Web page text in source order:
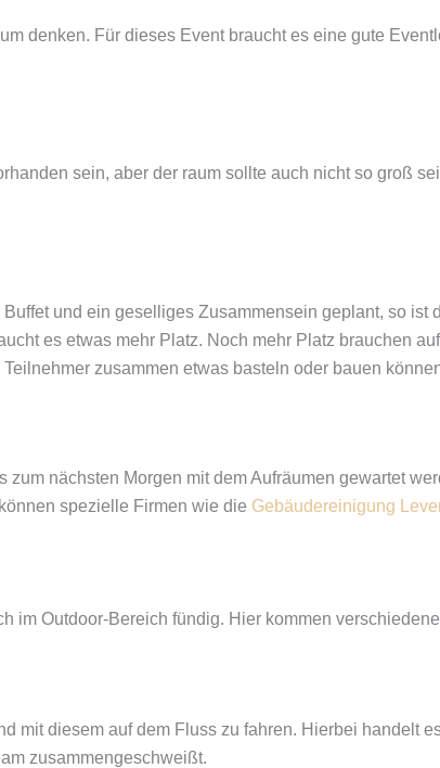
denken. Für dieses Event braucht es eine gute
sein, aber der raum sollte auch nicht so groß
und ein geselliges Zusammensein geplant, so ist
es etwas mehr Platz. Noch mehr Platz brauchen
zusammen etwas basteln oder bauen
nächsten Morgen mit dem Aufräumen gewartet
spezielle Firmen wie die Gebäudereinigung
im Outdoor-Bereich fündig. Hier kommen
mit diesem auf dem Fluss zu fahren. Hierbei handelt
zusammengeschweißt.